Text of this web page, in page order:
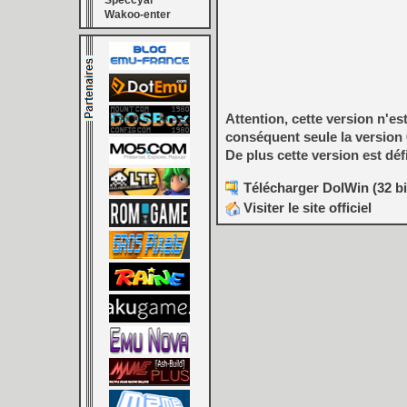
Wakoo-enter
Attention, cette version
conséquent seule la
De plus cette version est
Télécharger DolWin (32
Visiter le site officiel